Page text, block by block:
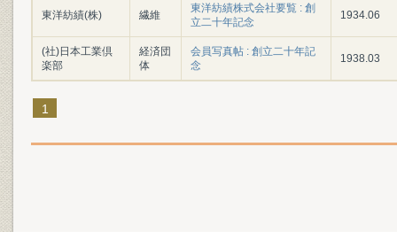
東洋紡績(株) 繊維
東洋紡績株式会社要覧 : 創
立二十年記念
1934.06
(社)日本工業倶
楽部
経済団
体
会員写真帖 : 創立二十年記
念
1938.03
1